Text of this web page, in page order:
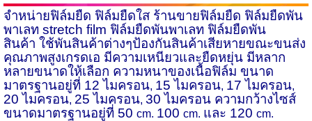
จำหน่ายฟิล์มยืด ฟิล์มยืดใสร้านขายฟิล์มยืด ฟิล์มยืดพัน
พาเลท stretch film ฟิล์มยืดพันพาเลท ฟิล์มยืดพัน
สินค้า ใช้พันสินค้าต่างๆป้องกันสินค้าเสียหายขณะขนส่ง
คุณภาพสูงเกรดเอ มีความเหนียวและยืดหยุ่น มีหลาก
หลายขนาดให้เลือก ความหนาของเนื้อฟิล์ม ขนาด
มาตรฐานอยู่ที่ 12 ไมครอน, 15 ไมครอน, 17 ไมครอน,
20 ไมครอน, 25 ไมครอน, 30 ไมครอน ความกว้างไซส์
ขนาดมาตรฐานอยู่ที่ 50 cm. 100 cm. และ 120 cm.